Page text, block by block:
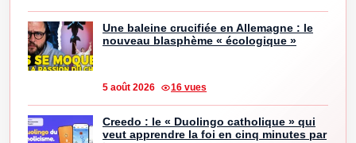
Une baleine crucifiée en Allemagne : le
nouveau blasphème « écologique »
5 août 2026 16 vues
Creedo : le « Duolingo catholique » qui
veut apprendre la foi en cinq minutes par